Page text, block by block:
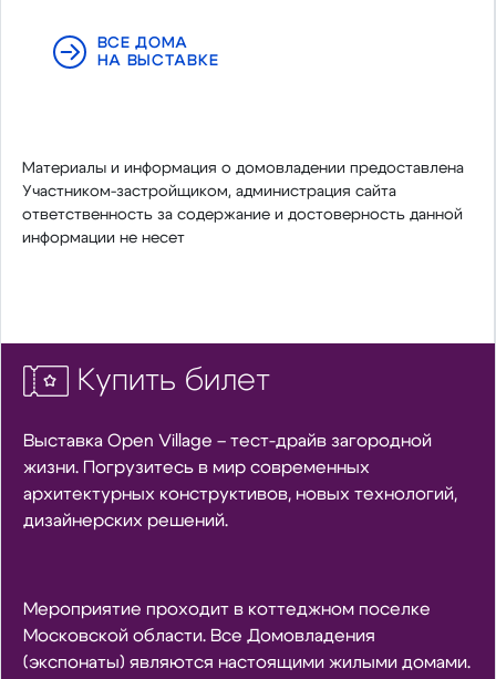
ВСЕ ДОМА
НА ВЫСТАВКЕ
Материалы и информация о домовладении предоставлена
Участником-застройщиком, администрация сайта
ответственность за содержание и достоверность данной
информации не несет
Купить билет
Выставка Open Village – тест-драйв загородной
жизни. Погрузитесь в мир современных
архитектурных конструктивов, новых технологий,
дизайнерских решений.
Мероприятие проходит в коттеджном поселке
Московской области. Все Домовладения
(экспонаты) являются настоящими жилыми домами.